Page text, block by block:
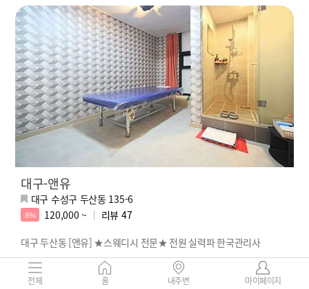
대구-앤유
대구 수성구 두산동 135-6
8% 120,000 ~ 리뷰 47
대구 두산동 [앤유] ★스웨디시 전문★ 전원 실력파 한국관리사
전체 홈 내주변 마이페이지